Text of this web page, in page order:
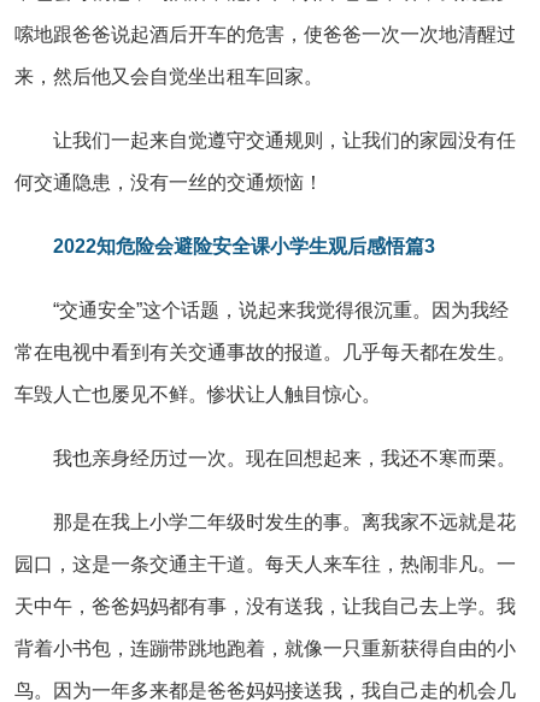
嗦地跟爸爸说起酒后开车的危害，使爸爸一次一次地清醒过
来，然后他又会自觉坐出租车回家。
让我们一起来自觉遵守交通规则，让我们的家园没有任
何交通隐患，没有一丝的交通烦恼！
2022知危险会避险安全课小学生观后感悟篇3
“交通安全”这个话题，说起来我觉得很沉重。因为我经
常在电视中看到有关交通事故的报道。几乎每天都在发生。
车毁人亡也屡见不鲜。惨状让人触目惊心。
我也亲身经历过一次。现在回想起来，我还不寒而栗。
那是在我上小学二年级时发生的事。离我家不远就是花
园口，这是一条交通主干道。每天人来车往，热闹非凡。一
天中午，爸爸妈妈都有事，没有送我，让我自己去上学。我
背着小书包，连蹦带跳地跑着，就像一只重新获得自由的小
鸟。因为一年多来都是爸爸妈妈接送我，我自己走的机会几